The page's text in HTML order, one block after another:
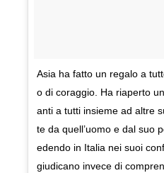
Asia ha fatto un regalo a
o di coraggio. Ha riaperto
anti a tutti insieme ad altre
te da quell’uomo e dal suo
edendo in Italia nei suoi
giudicano invece di